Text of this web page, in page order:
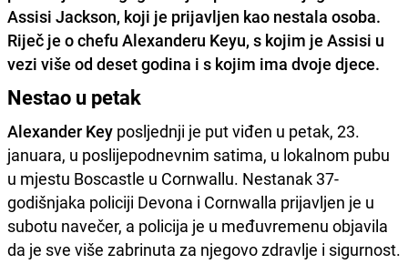
Assisi Jackson, koji je prijavljen kao nestala osoba.
Riječ je o chefu Alexanderu Keyu, s kojim je Assisi u
vezi više od deset godina i s kojim ima dvoje djece.
Nestao u petak
Alexander Key posljednji je put viđen u petak, 23.
januara, u poslijepodnevnim satima, u lokalnom pubu
u mjestu Boscastle u Cornwallu. Nestanak 37-
godišnjaka policiji Devona i Cornwalla prijavljen je u
subotu navečer, a policija je u međuvremenu objavila
da je sve više zabrinuta za njegovo zdravlje i sigurnost.